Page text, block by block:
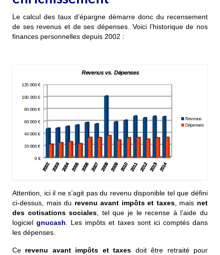
Le calcul des taux d’épargne démarre donc du recensement
de ses revenus et de ses dépenses. Voici l’historique de nos
finances personnelles depuis 2002 :
Attention, ici il ne s’agit pas du revenu disponible tel que défini
ci-dessus, mais du revenu avant impôts et taxes, mais net
des cotisations sociales , tel que je le recense à l’aide du
logicielgnucash . Les impôts et taxes sont ici comptés dans
les dépenses.
Ce revenu avant impôts et taxes doit être retraité pour